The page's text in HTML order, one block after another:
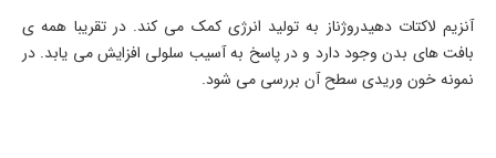
آنزیم لاکتات دهیدروژناز به تولید انرژی کمک می کند. در تقریبا همه ی
بافت های بدن وجود دارد و در پاسخ به آسیب سلولی افزایش می یابد. در
نمونه خون وریدی سطح آن بررسی می شود.